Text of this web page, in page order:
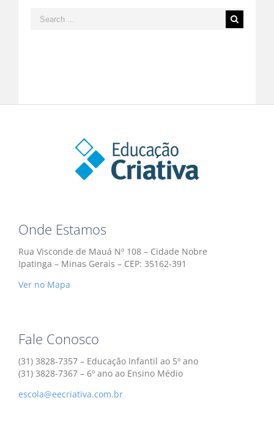
Search
for:
Onde Estamos
Rua Visconde de Mauá Nº 108 – Cidade Nobre
Ipatinga – Minas Gerais – CEP: 35162-391
Ver no Mapa
Fale Conosco
(31) 3828-7357 – Educação Infantil ao 5º ano
(31) 3828-7367 – 6º ano ao Ensino Médio
escola@eecriativa.com.br